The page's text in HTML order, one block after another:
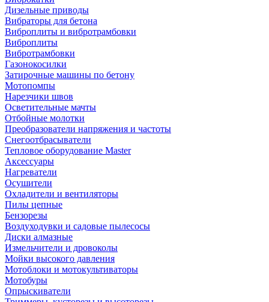
Дизельные приводы
Вибраторы для бетона
Виброплиты и вибротрамбовки
Виброплиты
Вибротрамбовки
Газонокосилки
Затирочные машины по бетону
Мотопомпы
Нарезчики швов
Осветительные мачты
Отбойные молотки
Преобразователи напряжения и частоты
Снегоотбрасыватели
Тепловое оборудование Master
Аксессуары
Нагреватели
Осушители
Охладители и вентиляторы
Пилы цепные
Бензорезы
Воздуходувки и садовые пылесосы
Диски алмазные
Измельчители и дровоколы
Мойки высокого давления
Мотоблоки и мотокультиваторы
Мотобуры
Опрыскиватели